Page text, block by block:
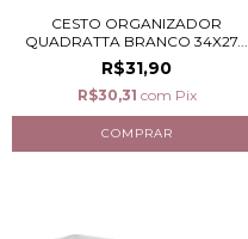
CESTO ORGANIZADOR
QUADRATTA BRANCO 34X27...
R$31,90
R$30,31 com Pix